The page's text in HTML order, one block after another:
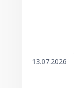
13.07.2026